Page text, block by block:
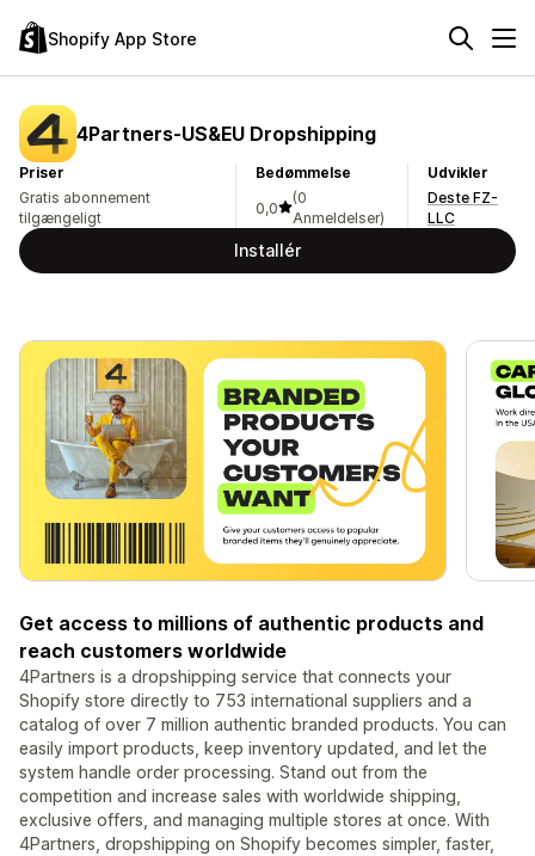
Shopify App Store
4Partners‑US&EU Dropshipping
Priser
Gratis abonnement
tilgængeligt
Bedømmelse
0,0
(0
Anmeldelser)
Udvikler
Deste FZ-
LLC
Installér
Get access to millions of authentic products and
reach customers worldwide
4Partners is a dropshipping service that connects your
Shopify store directly to 753 international suppliers and a
catalog of over 7 million authentic branded products. You can
easily import products, keep inventory updated, and let the
system handle order processing. Stand out from the
competition and increase sales with worldwide shipping,
exclusive offers, and managing multiple stores at once. With
4Partners, dropshipping on Shopify becomes simpler, faster,